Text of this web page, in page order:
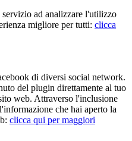
ad analizzare l'utilizzo
migliore per tutti: clicca
di diversi social network.
del plugin direttamente al tuo
web. Attraverso l'inclusione
che hai aperto la
clicca qui per maggiori